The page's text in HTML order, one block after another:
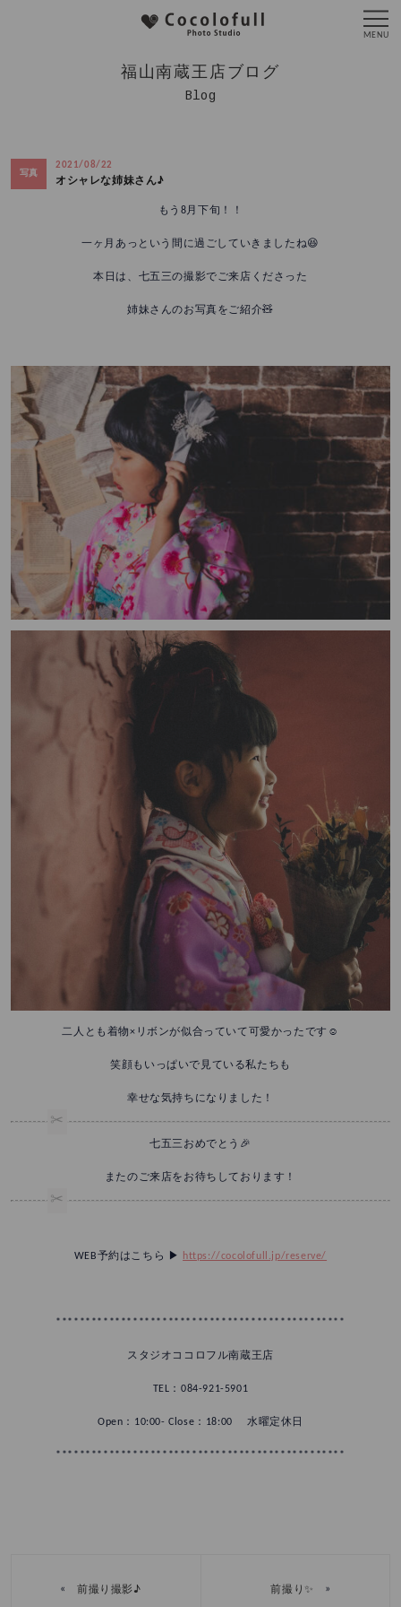
福山南蔵王店ブログ
Blog
写真
2021/08/22
オシャレな姉妹さん♪
もう8月下旬！！
一ヶ月あっという間に過ごしていきましたね😆
本日は、七五三の撮影でご来店くださった
姉妹さんのお写真をご紹介🧸
二人とも着物×リボンが似合っていて可愛かったです☺️
笑顔もいっぱいで見ている私たちも
幸せな気持ちになりました！
七五三おめでとう🎉
またのご来店をお待ちしております！
WEB予約はこちら ▶︎ https://cocolofull.jp/reserve/
*************************************************
スタジオココロフル南蔵王店
TEL：084-921-5901
Open：10:00- Close：18:00 水曜定休日
*************************************************
« 前撮り撮影♪ 前撮り✨ »